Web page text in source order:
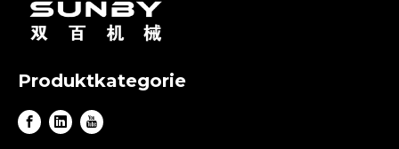
Produktkategorie